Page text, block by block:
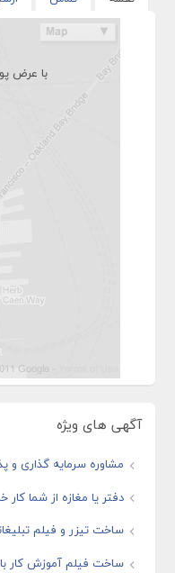
با عرض
آگهی های ویژه
مشاوره سرمایه گذاری و
دفتر یا مغازه از شما کار
ساخت تیزر و فیلم
ساخت فیلم آموزش کار